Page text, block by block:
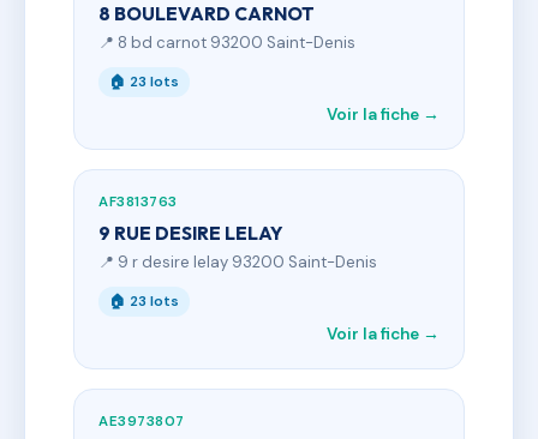
8 BOULEVARD CARNOT
📍 8 bd carnot 93200 Saint-Denis
🏠 23 lots
Voir la fiche →
AF3813763
9 RUE DESIRE LELAY
📍 9 r desire lelay 93200 Saint-Denis
🏠 23 lots
Voir la fiche →
AE3973807